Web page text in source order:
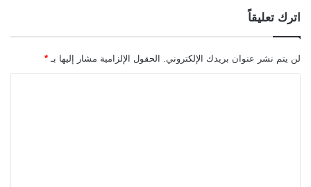
اترك تعليقاً
لن يتم نشر عنوان بريدك الإلكتروني. الحقول الإلزامية مشار إليها بـ *